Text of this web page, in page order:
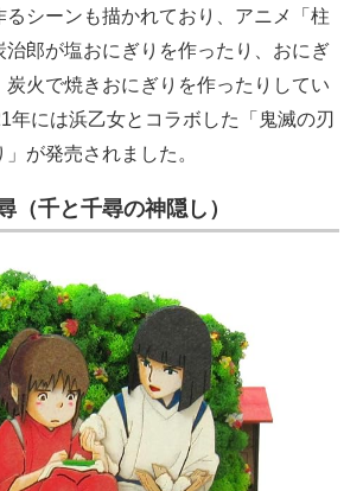
るシーンも描かれており、アニメ「柱
治郎が塩おにぎりを作ったり、おにぎ
炭火で焼きおにぎりを作ったりしてい
年には浜乙女とコラボした「鬼滅の刃
が発売されました。
（千と千尋の神隠し）